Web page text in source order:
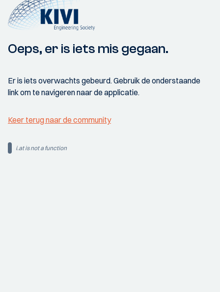
Oeps, er is iets mis gegaan.
Er is iets overwachts gebeurd. Gebruik de onderstaande
link om te navigeren naar de applicatie.
Keer terug naar de community
i.at is not a function